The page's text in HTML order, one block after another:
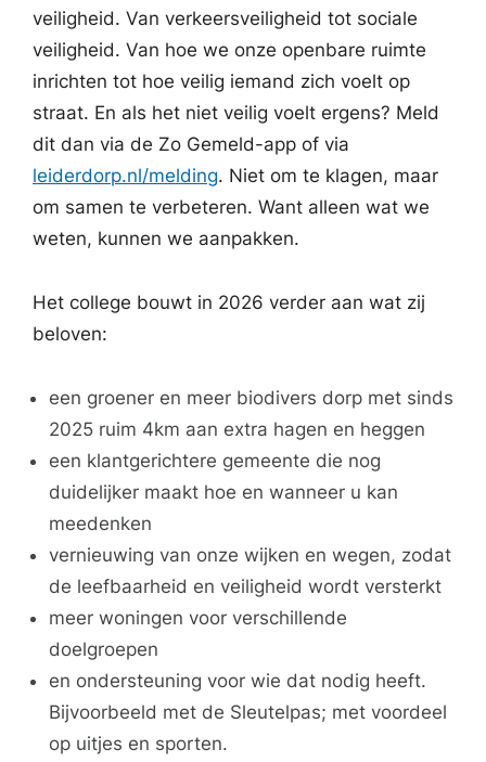
veiligheid. Van verkeersveiligheid tot sociale
veiligheid. Van hoe we onze openbare ruimte
inrichten tot hoe veilig iemand zich voelt op
straat. En als het niet veilig voelt ergens? Meld
dit dan via de Zo Gemeld-app of via
leiderdorp.nl/melding. Niet om te klagen, maar
om samen te verbeteren. Want alleen wat we
weten, kunnen we aanpakken.
Het college bouwt in 2026 verder aan wat zij
beloven:
een groener en meer biodivers dorp met sinds
2025 ruim 4km aan extra hagen en heggen
een klantgerichtere gemeente die nog
duidelijker maakt hoe en wanneer u kan
meedenken
vernieuwing van onze wijken en wegen, zodat
de leefbaarheid en veiligheid wordt versterkt
meer woningen voor verschillende
doelgroepen
en ondersteuning voor wie dat nodig heeft.
Bijvoorbeeld met de Sleutelpas; met voordeel
op uitjes en sporten.